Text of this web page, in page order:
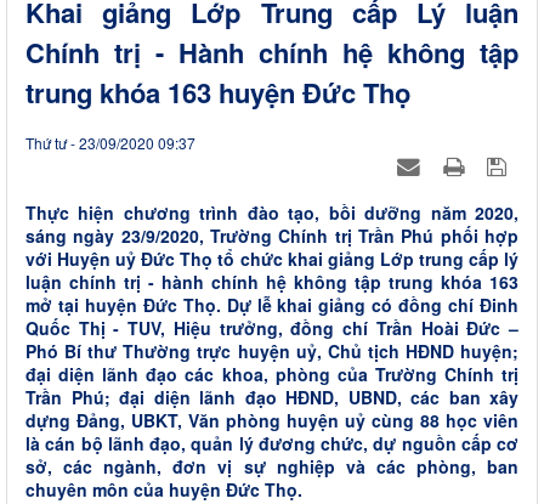
Khai giảng Lớp Trung cấp Lý luận
Chính trị - Hành chính hệ không tập
trung khóa 163 huyện Đức Thọ
Thứ tư - 23/09/2020 09:37
Thực hiện chương trình đào tạo, bồi dưỡng năm 2020,
sáng ngày 23/9/2020, Trường Chính trị Trần Phú phối hợp
với Huyện uỷ Đức Thọ tổ chức khai giảng Lớp trung cấp lý
luận chính trị - hành chính hệ không tập trung khóa 163
mở tại huyện Đức Thọ. Dự lễ khai giảng có đồng chí Đinh
Quốc Thị - TUV, Hiệu trưởng, đồng chí Trần Hoài Đức –
Phó Bí thư Thường trực huyện uỷ, Chủ tịch HĐND huyện;
đại diện lãnh đạo các khoa, phòng của Trường Chính trị
Trần Phú; đại diện lãnh đạo HĐND, UBND, các ban xây
dựng Đảng, UBKT, Văn phòng huyện uỷ cùng 88 học viên
là cán bộ lãnh đạo, quản lý đương chức, dự nguồn cấp cơ
sở, các ngành, đơn vị sự nghiệp và các phòng, ban
chuyên môn của huyện Đức Thọ.